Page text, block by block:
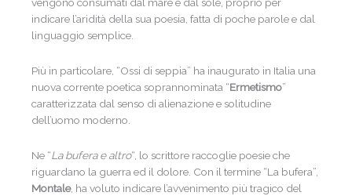
vengono consumati dal mare e dal sole, proprio per
indicare l’aridità della sua poesia, fatta di poche parole e dal
linguaggio semplice.
Più in particolare, “Ossi di seppia” ha inaugurato in Italia una
nuova corrente poetica soprannominata “Ermetismo”
caratterizzata dal senso di alienazione e solitudine
dell’uomo moderno.
Ne “La bufera e altro“, lo scrittore raccoglie poesie che
riguardano la guerra ed il dolore. Con il termine “La bufera”,
Montale, ha voluto indicare l’avvenimento più tragico del